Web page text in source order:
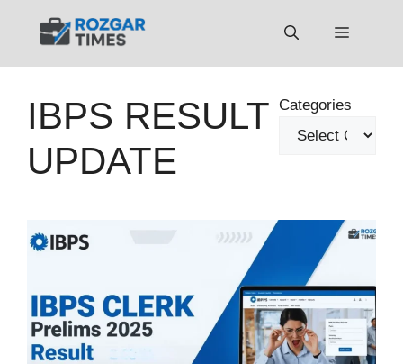
Menu
IBPS RESULT
UPDATE
Categories